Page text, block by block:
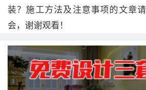
装？施工方法及注意事项的文章
会，谢谢观看！